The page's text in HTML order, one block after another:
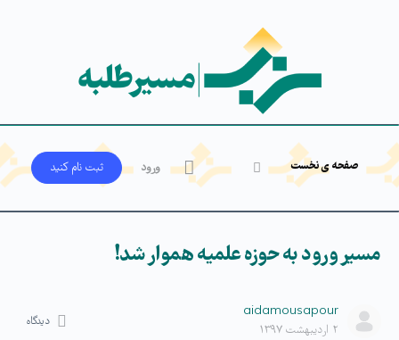
صفحه ی نخست ورود ثبت‌ نام کنید
مسیر ورود به حوزه علمیه هموار شد!
aidamousapour
۲ اردیبهشت ۱۳۹۷
دیدگاه